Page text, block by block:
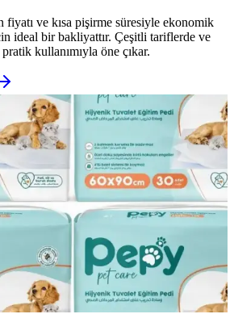
ve kısa pişirme süresiyle ekonomik
ideal bir bakliyattır. Çeşitli tariflerde ve
kullanımıyla öne çıkar.